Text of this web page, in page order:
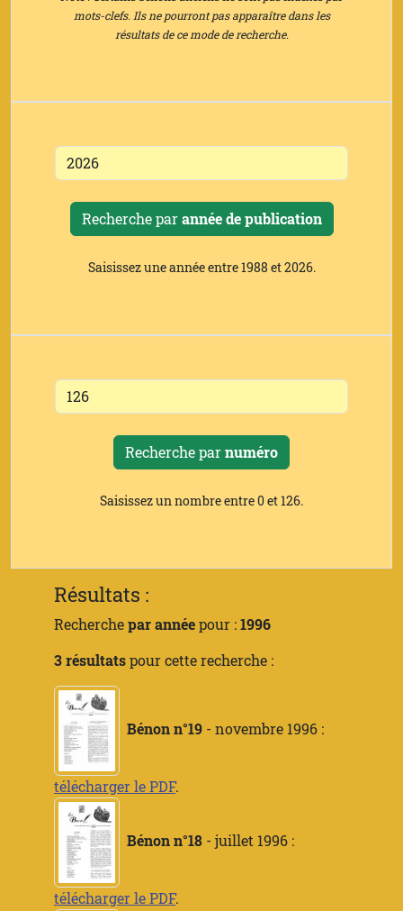
mots-clefs. Ils ne pourront pas apparaître dans les
résultats de ce mode de recherche.
Recherche parannée de publication
Saisissez une année entre 1988 et 2026.
Recherche parnuméro
Saisissez un nombre entre 0 et 126.
Résultats :
Recherchepar annéepour :1996
3 résultatspour cette recherche :
Bénon n°19 - novembre 1996 :
télécharger le PDF.
Bénon n°18 - juillet 1996 :
télécharger le PDF.